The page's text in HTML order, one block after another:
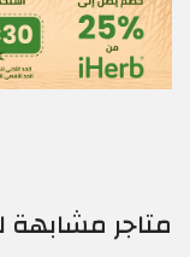
متاجر مشابهة